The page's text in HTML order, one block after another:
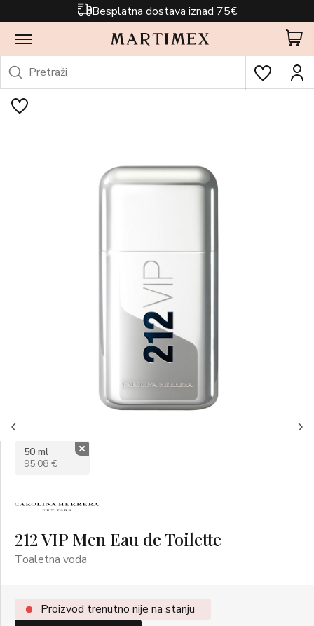
Besplatna dostava iznad 75€
212 VIP Men Eau de Toilette
Toaletna voda
50 ml
95,08 €
Proizvod trenutno nije na stanju